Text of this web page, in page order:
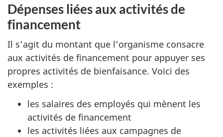
Dépenses liées aux activités de
financement
Il s’agit du montant que l’organisme consacre
aux activités de financement pour appuyer ses
propres activités de bienfaisance. Voici des
exemples :
les salaires des employés qui mènent les
activités de financement
les activités liées aux campagnes de